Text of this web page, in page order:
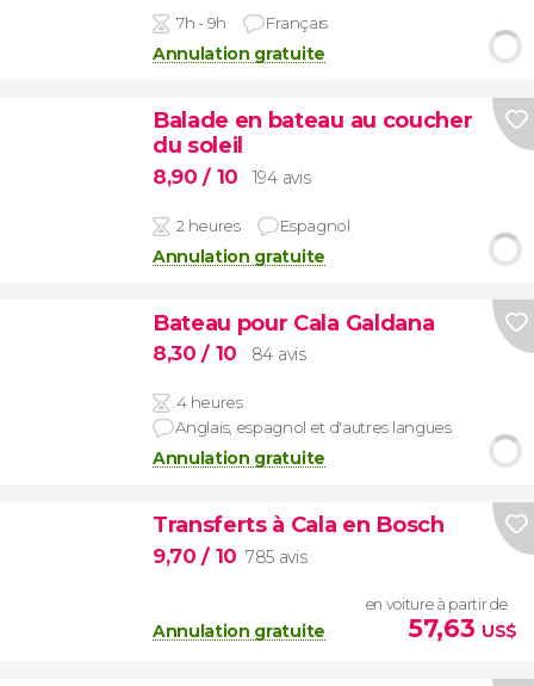
7h - 9h Français
Annulation gratuite
Balade en bateau au coucher
du soleil
8,90/ 10 194 avis
2 heures Espagnol
Annulation gratuite
Bateau pour Cala Galdana
8,30/ 10 84 avis
4 heures
Anglais, espagnol et d'autres langues
Annulation gratuite
Transferts à Cala en Bosch
9,70/ 10 785 avis
Annulation gratuite
en voiture à partir de
57,63 US$